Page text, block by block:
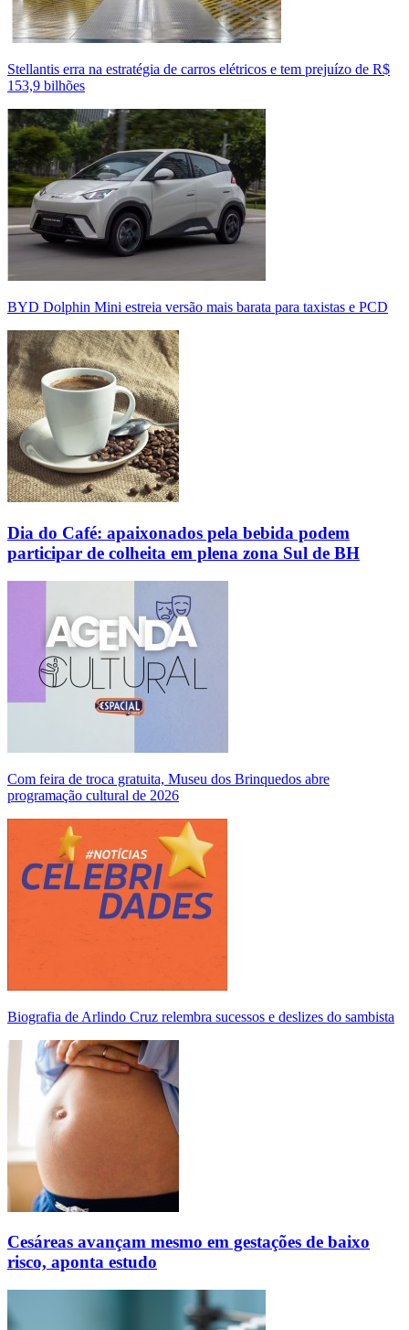
Stellantis erra na estratégia de carros elétricos e tem prejuízo de R$
153,9 bilhões
BYD Dolphin Mini estreia versão mais barata para taxistas e PCD
Dia do Café: apaixonados pela bebida podem
participar de colheita em plena zona Sul de BH
Com feira de troca gratuita, Museu dos Brinquedos abre
programação cultural de 2026
Biografia de Arlindo Cruz relembra sucessos e deslizes do sambista
Cesáreas avançam mesmo em gestações de baixo
risco, aponta estudo